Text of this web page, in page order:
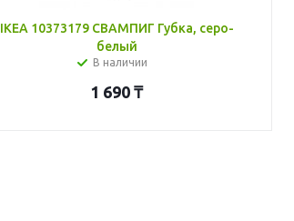
IKEA 10373179 СВАМПИГ Губка, серо-
белый
В наличии
1 690 ₸